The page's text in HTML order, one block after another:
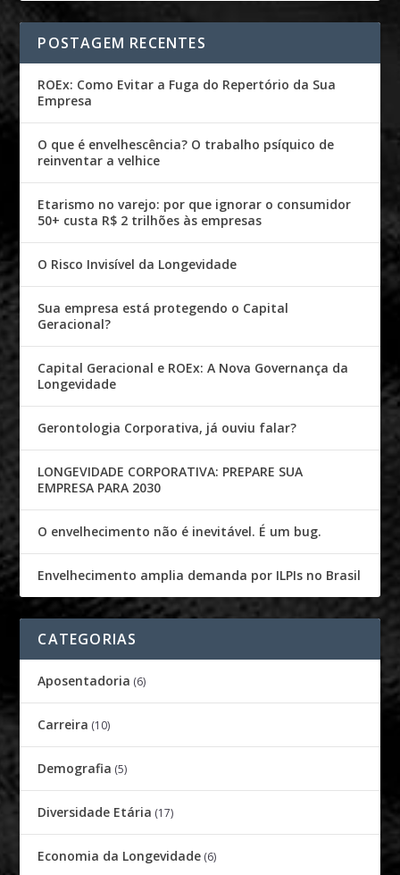
POSTAGEM RECENTES
ROEx: Como Evitar a Fuga do Repertório da Sua
Empresa
O que é envelhescência? O trabalho psíquico de
reinventar a velhice
Etarismo no varejo: por que ignorar o consumidor
50+ custa R$ 2 trilhões às empresas
O Risco Invisível da Longevidade
Sua empresa está protegendo o Capital
Geracional?
Capital Geracional e ROEx: A Nova Governança da
Longevidade
Gerontologia Corporativa, já ouviu falar?
LONGEVIDADE CORPORATIVA: PREPARE SUA
EMPRESA PARA 2030
O envelhecimento não é inevitável. É um bug.
Envelhecimento amplia demanda por ILPIs no Brasil
CATEGORIAS
Aposentadoria (6)
Carreira (10)
Demografia (5)
Diversidade Etária (17)
Economia da Longevidade (6)